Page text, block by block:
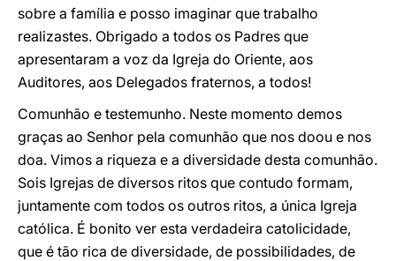
sobre a família e posso imaginar que trabalho
realizastes. Obrigado a todos os Padres que
apresentaram a voz da Igreja do Oriente, aos
Auditores, aos Delegados fraternos, a todos!
Comunhão e testemunho. Neste momento demos
graças ao Senhor pela comunhão que nos doou e nos
doa. Vimos a riqueza e a diversidade desta comunhão.
Sois Igrejas de diversos ritos que contudo formam,
juntamente com todos os outros ritos, a única Igreja
católica. É bonito ver esta verdadeira catolicidade,
que é tão rica de diversidade, de possibilidades, de